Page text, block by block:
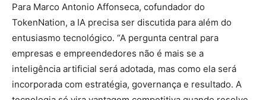
Para Marco Antonio Affonseca, cofundador do
TokenNation, a IA precisa ser discutida para além do
entusiasmo tecnológico. “A pergunta central para
empresas e empreendedores não é mais se a
inteligência artificial será adotada, mas como ela será
incorporada com estratégia, governança e resultado. A